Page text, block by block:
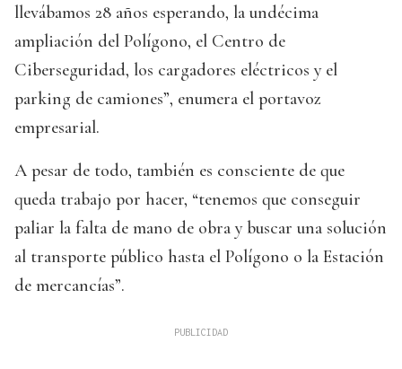
llevábamos 28 años esperando, la undécima
ampliación del Polígono, el Centro de
Ciberseguridad, los cargadores eléctricos y el
parking de camiones”, enumera el portavoz
empresarial.
A pesar de todo, también es consciente de que
queda trabajo por hacer, “tenemos que conseguir
paliar la falta de mano de obra y buscar una solución
al transporte público hasta el Polígono o la Estación
de mercancías”.